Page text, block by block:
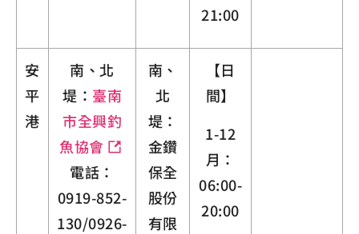
21:00
安
平
港
南、北
堤： 臺南
市全興釣
魚協會
電話：
0919-852-
130/0926-
南、
北
堤：
金鑽
保全
股份
有限
【日
間】
1-12
月：
06:00-
20:00